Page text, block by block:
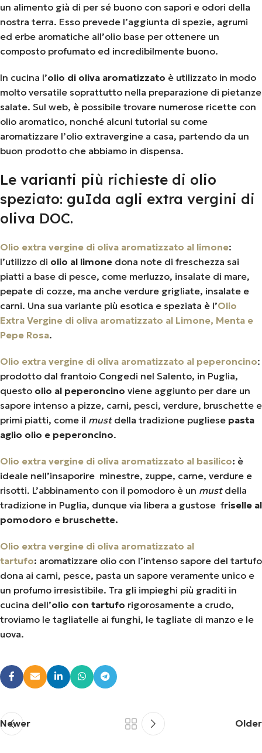
un alimento già di per sé buono con sapori e odori della
nostra terra. Esso prevede l’aggiunta di spezie, agrumi
ed erbe aromatiche all’olio base per ottenere un
composto profumato ed incredibilmente buono.
In cucina l’olio di oliva aromatizzato è utilizzato in modo
molto versatile soprattutto nella preparazione di pietanze
salate. Sul web, è possibile trovare numerose ricette con
olio aromatico, nonché alcuni tutorial su come
aromatizzare l’olio extravergine a casa, partendo da un
buon prodotto che abbiamo in dispensa.
Le varianti più richieste di olio
speziato: guIda agli extra vergini di
oliva DOC.
Olio extra vergine di oliva aromatizzato al limone:
l’utilizzo di olio al limone dona note di freschezza sai
piatti a base di pesce, come merluzzo, insalate di mare,
pepate di cozze, ma anche verdure grigliate, insalate e
carni. Una sua variante più esotica e speziata è l’Olio
Extra Vergine di oliva aromatizzato al Limone, Menta e
Pepe Rosa.
Olio extra vergine di oliva aromatizzato al peperoncino:
prodotto dal frantoio Congedi nel Salento, in Puglia,
questo olio al peperoncino viene aggiunto per dare un
sapore intenso a pizze, carni, pesci, verdure, bruschette e
primi piatti, come il must della tradizione pugliese pasta
aglio olio e peperoncino.
Olio extra vergine di oliva aromatizzato al basilico: è
ideale nell’insaporire minestre, zuppe, carne, verdure e
risotti. L’abbinamento con il pomodoro è un must della
tradizione in Puglia, dunque via libera a gustose friselle al
pomodoro e bruschette.
Olio extra vergine di oliva aromatizzato al
tartufo: aromatizzare olio con l’intenso sapore del tartufo
dona ai carni, pesce, pasta un sapore veramente unico e
un profumo irresistibile. Tra gli impieghi più graditi in
cucina dell’olio con tartufo rigorosamente a crudo,
troviamo le tagliatelle ai funghi, le tagliate di manzo e le
uova.
Newer Older